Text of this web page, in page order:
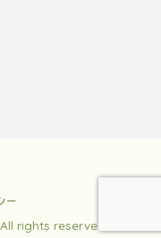
ー
rights reserved.